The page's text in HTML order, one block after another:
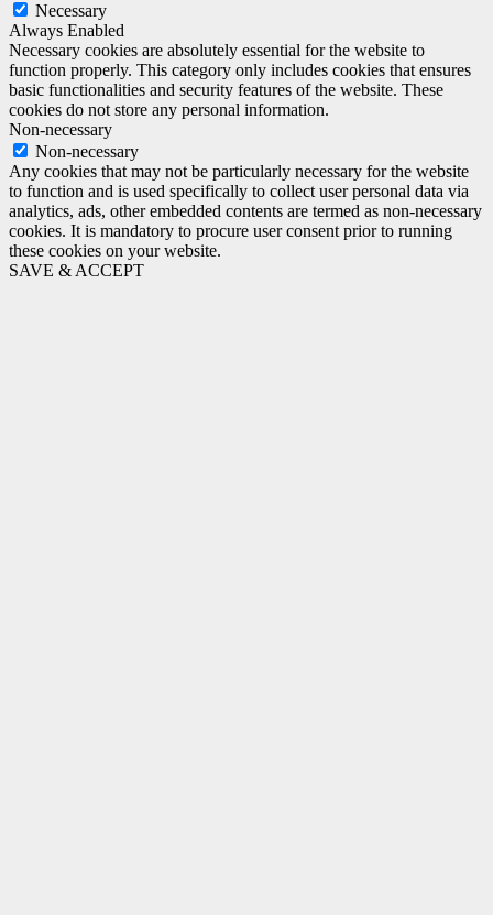
Necessary
Always Enabled
Necessary cookies are absolutely essential for the website to
function properly. This category only includes cookies that ensures
basic functionalities and security features of the website. These
cookies do not store any personal information.
Non-necessary
Non-necessary
Any cookies that may not be particularly necessary for the website
to function and is used specifically to collect user personal data via
analytics, ads, other embedded contents are termed as non-necessary
cookies. It is mandatory to procure user consent prior to running
these cookies on your website.
SAVE & ACCEPT